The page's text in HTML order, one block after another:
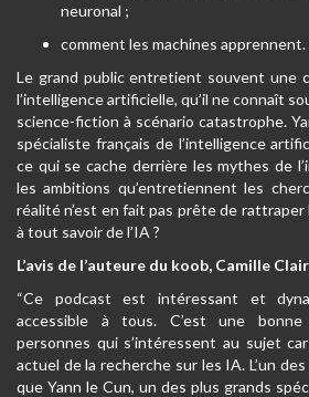
neuronal ;
comment les machines apprennent.
Le grand public entretient souvent une
l’intelligence artificielle, qu’il ne connaît
science-fiction à scénario catastrophe.
spécialiste français de l’intelligence
ce qui se cache derrière les mythes de
les ambitions qu’entretiennent les
réalité n’est en fait pas prête de
à tout savoir de l’IA ?
L’avis de l’auteure du koob, Camille
“Ce podcast est intéressant et
accessible à tous. C’est une
personnes qui s’intéressent au sujet
actuel de la recherche sur les IA. L’un
que Yann le Cun, un des plus grands